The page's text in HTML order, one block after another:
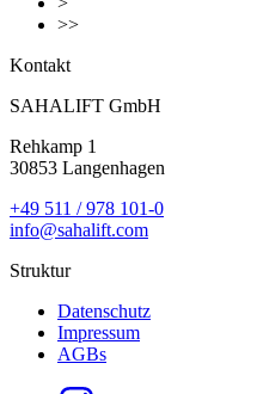
>>
Kontakt
SAHALIFT GmbH
Rehkamp 1
30853 Langenhagen
+49 511 / 978 101-0
info@sahalift.com
Struktur
Datenschutz
Impressum
AGBs